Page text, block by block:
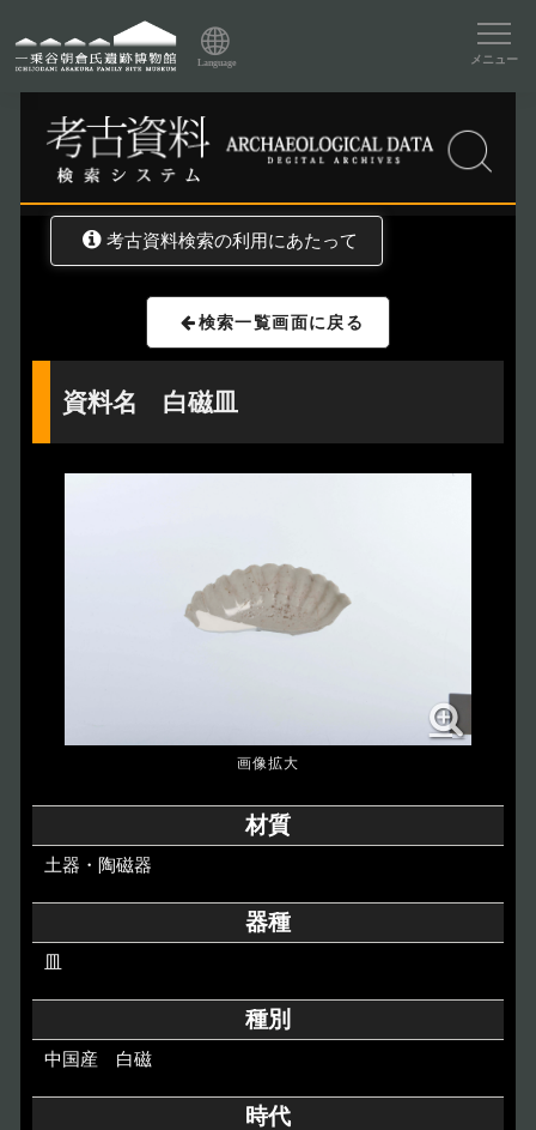
メニュー
Language
資料データベーストップ
考古資料検索
博物館のご案内
アクセス Access
イベント
デジタルアーカイブ Digital Archive
考古資料検索の利用にあたって
検索一覧画面に戻る
資料名 白磁皿
材質
土器・陶磁器
器種
皿
種別
中国産 白磁
時代